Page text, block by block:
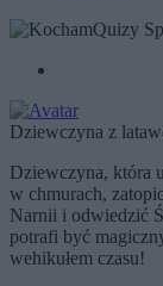
Dziewczyna z
Dziewczyna, która
w chmurach,
Narnii i odwiedzić
potrafi być
wehikułem czasu!